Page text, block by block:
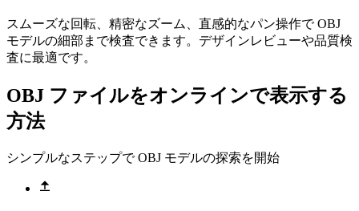
スムーズな回転、精密なズーム、直感的なパン操作で OBJ
モデルの細部まで検査できます。デザインレビューや品質検
査に最適です。
OBJ ファイルをオンラインで表示する
方法
シンプルなステップで OBJ モデルの探索を開始